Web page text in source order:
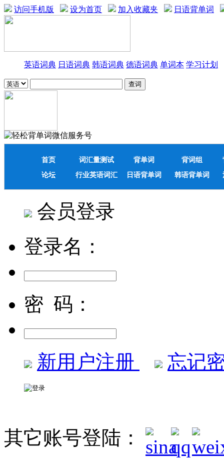
访问手机版 设为首页 加入收藏夹 日语背单词
英语词典 日语词典 韩语词典 德语词典 单词本 学习计划
首页 词汇量测试 背单词 背词组
论坛
行业英语词汇 日语背单词 韩语背单词
会员登录
登录名：
密 码：
新用户注册 忘记
其它账号登陆：